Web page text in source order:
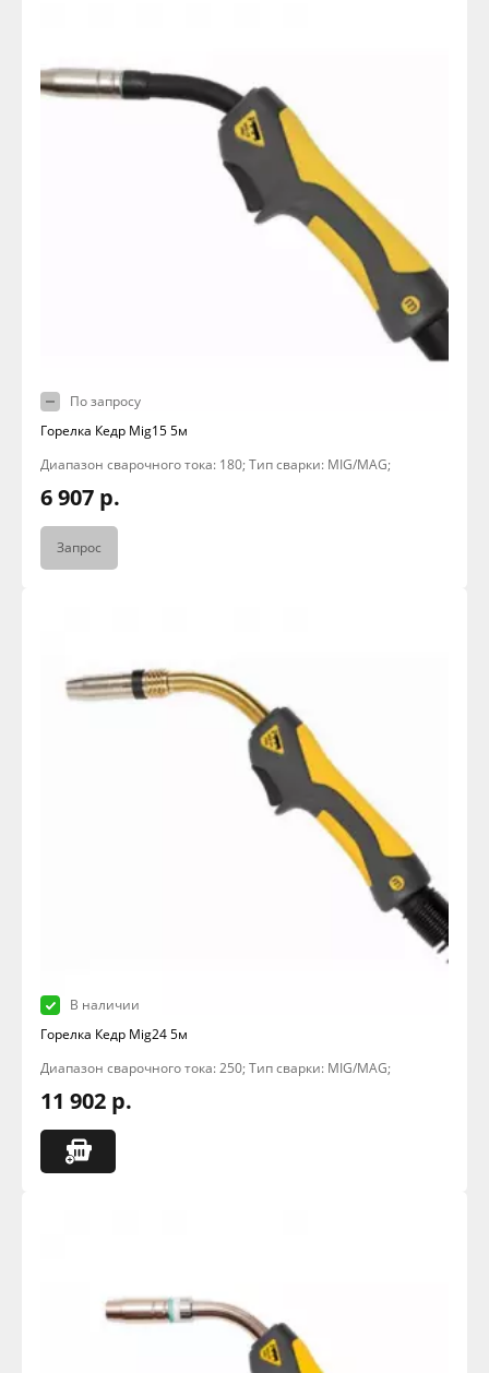
По запросу
Горелка Кедр Mig15 5м
Диапазон сварочного тока: 180; Тип сварки: MIG/MAG;
6 907 р.
Запрос
В наличии
Горелка Кедр Mig24 5м
Диапазон сварочного тока: 250; Тип сварки: MIG/MAG;
11 902 р.